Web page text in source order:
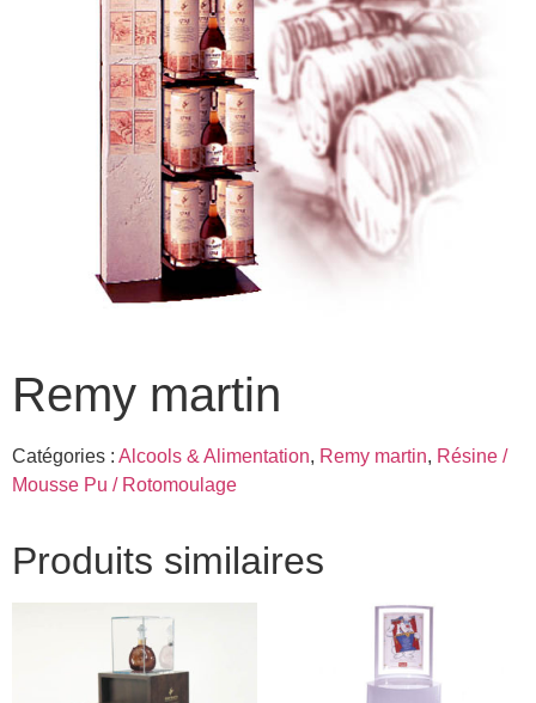
Remy martin
Catégories : Alcools & Alimentation, Remy martin, Résine /
Mousse Pu / Rotomoulage
Produits similaires